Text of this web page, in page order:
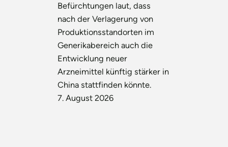
Befürchtungen laut, dass
nach der Verlagerung von
Produktionsstandorten im
Generikabereich auch die
Entwicklung neuer
Arzneimittel künftig stärker in
China stattfinden könnte.
7. August 2026